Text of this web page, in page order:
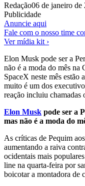
Redação06 de janeiro de
Publicidade
Anuncie aqui
Fale com o nosso time
Ver mídia kit ›
Elon Musk pode ser a
não é a moda do mês na
SpaceX neste mês estão
muito é um dos
reação incluiu
Elon Musk pode ser a
mas não é a moda do
As críticas de Pequim
aumentando a raiva
ocidentais mais
line na quarta-feira por
boicotar a montadora de